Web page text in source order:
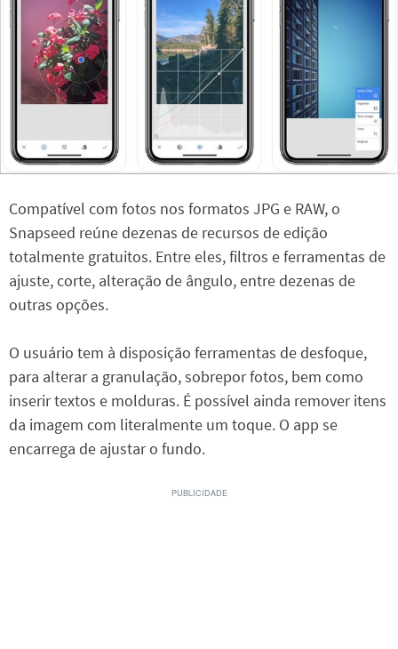
Compatível com fotos nos formatos JPG e RAW, o
Snapseed reúne dezenas de recursos de edição
totalmente gratuitos. Entre eles, filtros e ferramentas de
ajuste, corte, alteração de ângulo, entre dezenas de
outras opções.
O usuário tem à disposição ferramentas de desfoque,
para alterar a granulação, sobrepor fotos, bem como
inserir textos e molduras. É possível ainda remover itens
da imagem com literalmente um toque. O app se
encarrega de ajustar o fundo.